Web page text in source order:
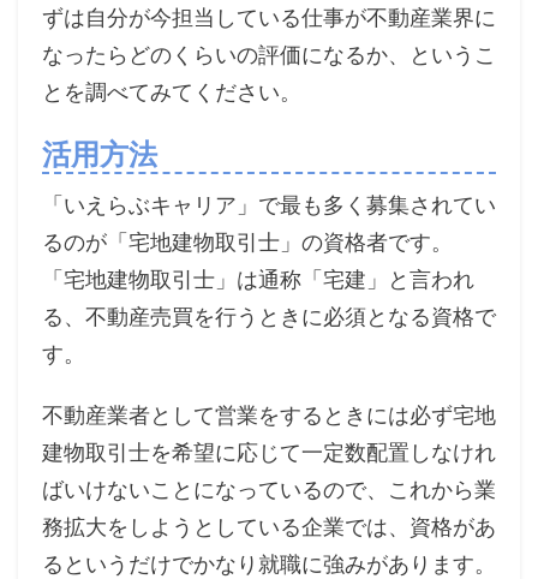
ずは自分が今担当している仕事が不動産業界に
なったらどのくらいの評価になるか、というこ
とを調べてみてください。
活用方法
「いえらぶキャリア」で最も多く募集されてい
るのが「宅地建物取引士」の資格者です。
「宅地建物取引士」は通称「宅建」と言われ
る、不動産売買を行うときに必須となる資格で
す。
不動産業者として営業をするときには必ず宅地
建物取引士を希望に応じて一定数配置しなけれ
ばいけないことになっているので、これから業
務拡大をしようとしている企業では、資格があ
るというだけでかなり就職に強みがあります。